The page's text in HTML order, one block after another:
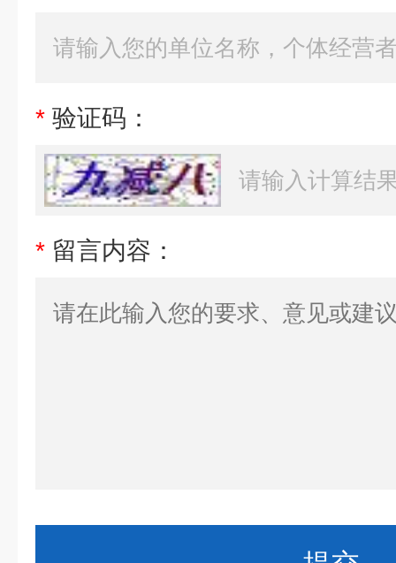
* 验证码：
* 留言内容：